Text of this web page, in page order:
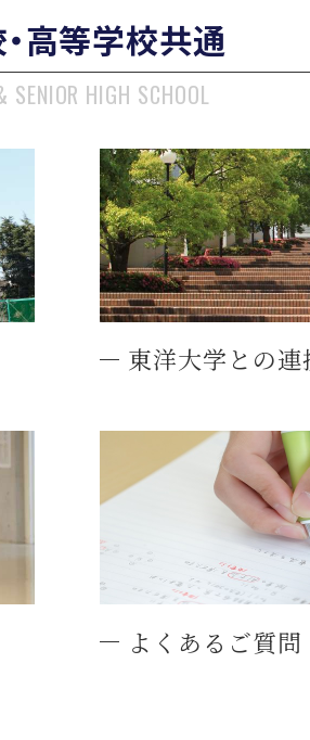
高等学校共通
SENIOR HIGH SCHOOL
東洋大学との連
よくあるご質問